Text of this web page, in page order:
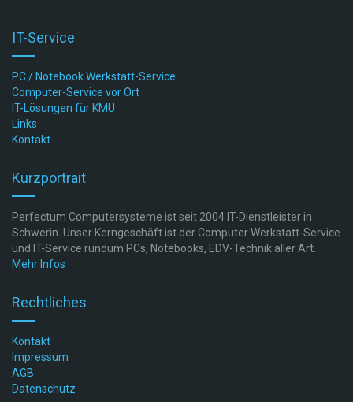
IT-Service
PC / Notebook Werkstatt-Service
Computer-Service vor Ort
IT-Lösungen für KMU
Links
Kontakt
Kurzportrait
Perfectum Computersysteme ist seit 2004 IT-Dienstleister in
Schwerin. Unser Kerngeschäft ist der Computer Werkstatt-Service
und IT-Service rundum PCs, Notebooks, EDV-Technik aller Art.
Mehr Infos
Rechtliches
Kontakt
Impressum
AGB
Datenschutz